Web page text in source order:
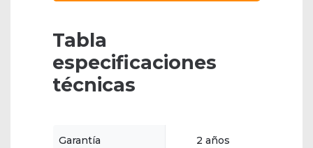
Tabla
especificaciones
técnicas
Garantía 2 años